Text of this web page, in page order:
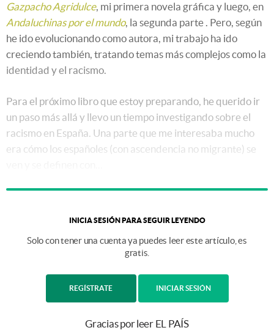
Gazpacho Agridulce, mi primera novela gráfica y luego, en
Andaluchinas por el mundo, la segunda parte . Pero, según
he ido evolucionando como autora, mi trabajo ha ido
creciendo también, tratando temas más complejos como la
identidad y el racismo.
Para el próximo libro que estoy preparando, he querido ir
un paso más allá y llevo un tiempo investigando sobre el
racismo en España. Una parte que me interesaba mucho
era cómo los españoles (con ascendencia no migrante) se
INICIA SESIÓN PARA SEGUIR LEYENDO
Solo con tener una cuenta ya puedes leer este artículo, es
gratis.
REGÍSTRATE INICIAR SESIÓN
Gracias por leer EL PAÍS